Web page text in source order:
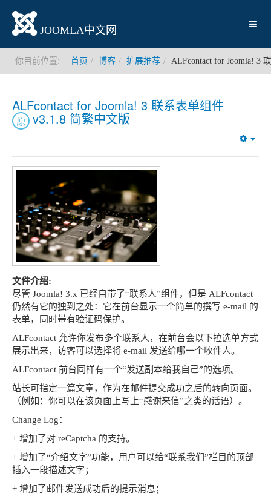
JOOMLA中文网
你目前位置: 首页 博客 扩展推荐 ALFcontact for Joomla! 3
ALFcontact for Joomla! 3 联系表单组件
v3.1.8 简繁中文版
原
文件介绍:
尽管 Joomla! 3.x 已经自带了“联系人”组件，但是 ALFcontact
仍然有它的独到之处：它在前台显示一个简单的撰写 e-mail 的
表单，同时带有验证码保护。
ALFcontact 允许你发布多个联系人，在前台会以下拉选单方式
展示出来，访客可以选择将 e-mail 发送给哪一个收件人。
ALFcontact 前台同样有一个“发送副本给我自己”的选项。
站长可指定一篇文章，作为在邮件提交成功之后的转向页面。
（例如：你可以在该页面上写上“感谢来信”之类的话语）。
Change Log：
+ 增加了对 reCaptcha 的支持。
+ 增加了“介绍文字”功能，用户可以给“联系我们”栏目的顶部
插入一段描述文字；
+ 增加了邮件发送成功后的提示消息；